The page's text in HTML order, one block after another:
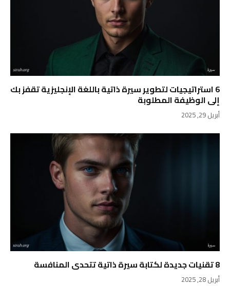
6 استراتيجيات لتطوير سيرة ذاتية باللغة الإنجليزية تقفز بك
إلى الوظيفة المطلوبة
أبريل 29, 2025
8 تقنيات جديدة لكتابة سيرة ذاتية تتحدى المنافسة
أبريل 28, 2025